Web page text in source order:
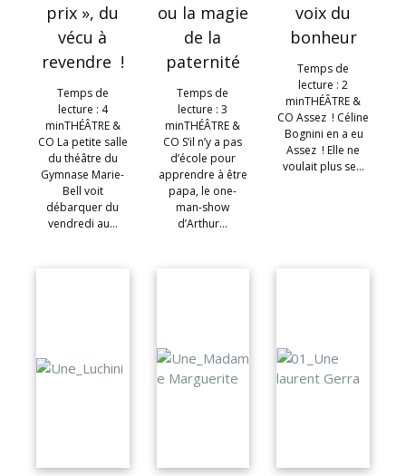
prix », du
vécu à
revendre !
Temps de
lecture : 4
minTHÉÂTRE &
CO La petite salle
du théâtre du
Gymnase Marie-
Bell voit
débarquer du
vendredi au…
ou la magie
de la
paternité
Temps de
lecture : 3
minTHÉÂTRE &
CO S’il n’y a pas
d’école pour
apprendre à être
papa, le one-
man-show
d’Arthur…
voix du
bonheur
Temps de
lecture : 2
minTHÉÂTRE &
CO Assez ! Céline
Bognini en a eu
Assez ! Elle ne
voulait plus se…